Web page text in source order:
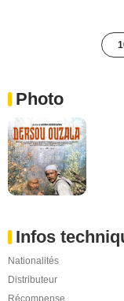
Photo
Infos
Nationalités
Distributeur
Récompense